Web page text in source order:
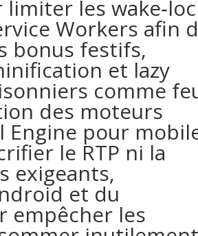
les
Workers afin
bonus festifs,
et lazy
comme
des moteurs
Engine pour
le RTP ni la
exigeants,
et du
empêcher les